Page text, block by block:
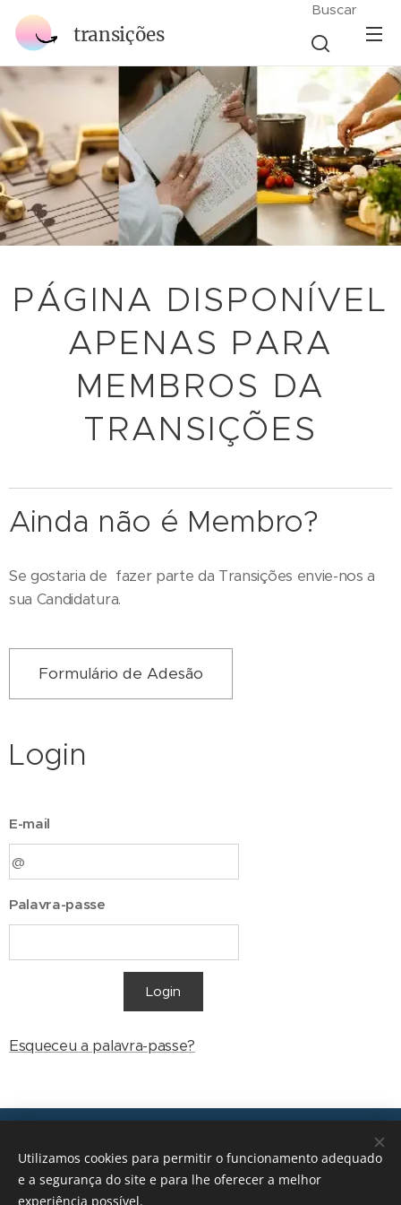
transições
Buscar
PÁGINA DISPONÍVEL
APENAS PARA
MEMBROS DA
TRANSIÇÕES
Ainda não é Membro?
Se gostaria de fazer parte da Transições envie-nos a
sua Candidatura.
Formulário de Adesão
Login
E-mail
Palavra-passe
Login
Esqueceu a palavra-passe?
geral@transicoes.pt
Utilizamos cookies para permitir o funcionamento adequado
e a segurança do site e para lhe oferecer a melhor
experiência possível.